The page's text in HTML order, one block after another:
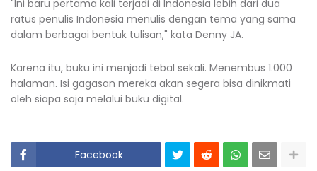
"Ini baru pertama kali terjadi di Indonesia lebih dari dua
ratus penulis Indonesia menulis dengan tema yang sama
dalam berbagai bentuk tulisan," kata Denny JA.
Karena itu, buku ini menjadi tebal sekali. Menembus 1.000
halaman. Isi gagasan mereka akan segera bisa dinikmati
oleh siapa saja melalui buku digital.
Facebook